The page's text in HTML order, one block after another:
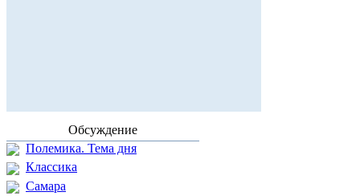
Обсуждение
Полемика. Тема дня
Классика
Самара